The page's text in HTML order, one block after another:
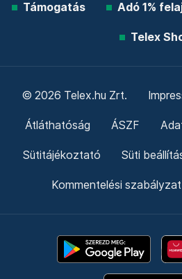
Támogatás Adó 1%
Telex
© 2026 Telex.hu Zrt.
Átláthatóság ÁSZF
Sütitájékoztató Süti
Kommentelési szabályzat